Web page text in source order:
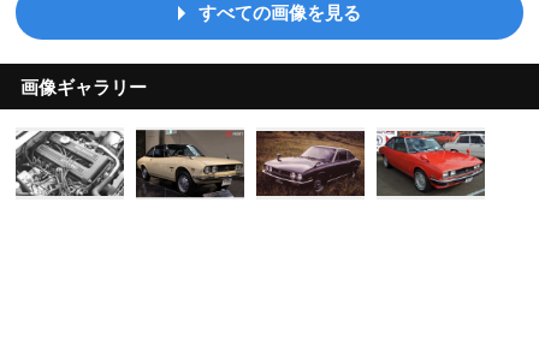
すべての画像を見る
画像ギャラリー